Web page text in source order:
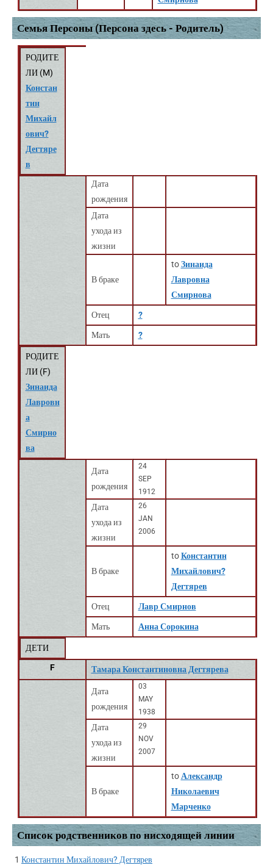
Семья Персоны (Персона здесь - Родитель)
РОДИТЕ
ЛИ (M)
Констан
тин
Михайл
ович?
Дегтяре
в
Дата
рождения
Дата
ухода из
жизни
В браке
toЗинаида
Лавровна
Смирнова
Отец ?
Мать ?
РОДИТЕ
ЛИ (F)
Зинаида
Лавровн
а
Смирно
ва
Дата
рождения
24
SEP
1912
Дата
ухода из
жизни
26
JAN
2006
В браке
toКонстантин
Михайлович?
Дегтярев
Отец Лавр Смирнов
Мать Анна Сорокина
ДЕТИ
F
Тамара Константиновна Дегтярева
Дата
рождения
03
MAY
1938
Дата
ухода из
жизни
29
NOV
2007
В браке
to Александр
Николаевич
Марченко
Список родственников по нисходящей линии
1 Константин Михайлович? Дегтярев